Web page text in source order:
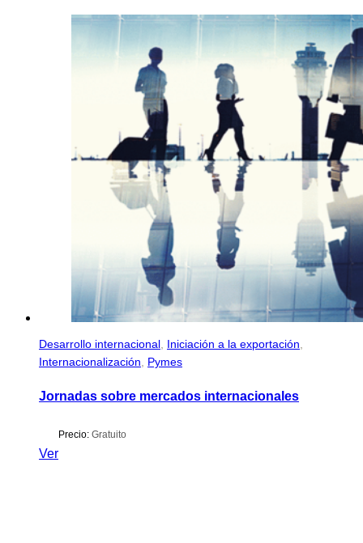
Desarrollo internacional Iniciación a la exportación
Internacionalización
Pymes
Jornadas sobre mercados internacionales
Precio: Gratuito
Ver